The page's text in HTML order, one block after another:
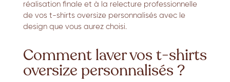
réalisation finale et à la relecture professionnelle
de vos t-shirts oversize personnalisés avec le
design que vous aurez choisi.
Comment laver vos t-shirts
oversize personnalisés ?